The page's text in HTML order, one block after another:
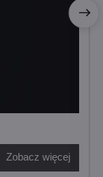
Zobacz więcej